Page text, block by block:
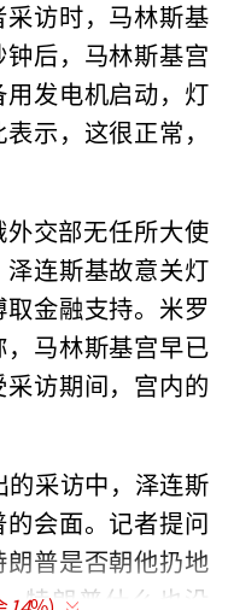
访时，马林斯基
后，马林斯基宫
发电机启动，灯
示，这很正常，
交部无任所大使
连斯基故意关灯
金融支持。米罗
马林斯基宫早已
访期间，宫内的
的采访中，泽连斯
会面。记者提问
普是否朝他扔地
特朗普什么也没